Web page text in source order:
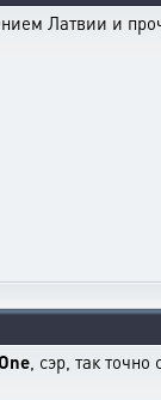
Латвии и
, сэр, так точно